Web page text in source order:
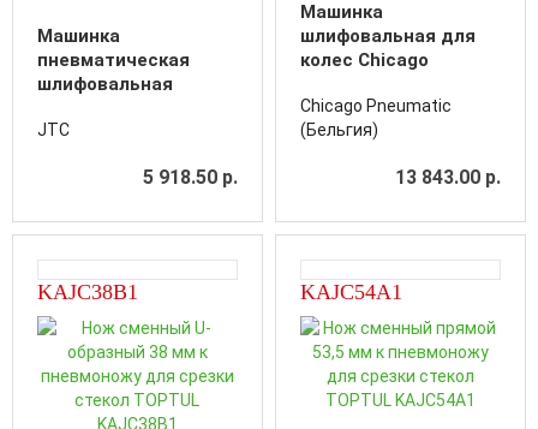
Машинка
пневматическая
шлифовальная
мин., 90PSI,
JTC
5 918.50 р.
Машинка
шлифовальная для
колес Chicago
Chicago Pneumatic
(Бельгия)
13 843.00 р.
KAJC38B1 KAJC54A1